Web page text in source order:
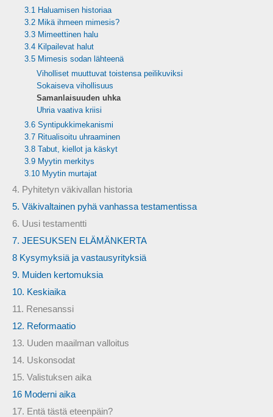
3.1 Haluamisen historiaa
3.2 Mikä ihmeen mimesis?
3.3 Mimeettinen halu
3.4 Kilpailevat halut
3.5 Mimesis sodan lähteenä
Viholliset muuttuvat toistensa peilikuviksi
Sokaiseva vihollisuus
Samanlaisuuden uhka
Uhria vaativa kriisi
3.6 Syntipukkimekanismi
3.7 Ritualisoitu uhraaminen
3.8 Tabut, kiellot ja käskyt
3.9 Myytin merkitys
3.10 Myytin murtajat
4. Pyhitetyn väkivallan historia
5. Väkivaltainen pyhä vanhassa testamentissa
6. Uusi testamentti
7. JEESUKSEN ELÄMÄNKERTA
8 Kysymyksiä ja vastausyrityksiä
9. Muiden kertomuksia
10. Keskiaika
11. Renesanssi
12. Reformaatio
13. Uuden maailman valloitus
14. Uskonsodat
15. Valistuksen aika
16 Moderni aika
17. Entä tästä eteenpäin?